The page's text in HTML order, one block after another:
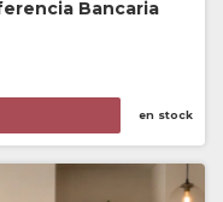
Bancaria
en stock